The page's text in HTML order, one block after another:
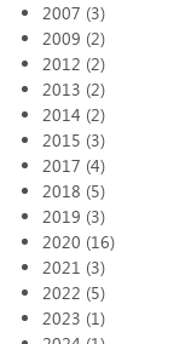
2007 (3)
2009 (2)
2012 (2)
2013 (2)
2014 (2)
2015 (3)
2017 (4)
2018 (5)
2019 (3)
2020 (16)
2021 (3)
2022 (5)
2023 (1)